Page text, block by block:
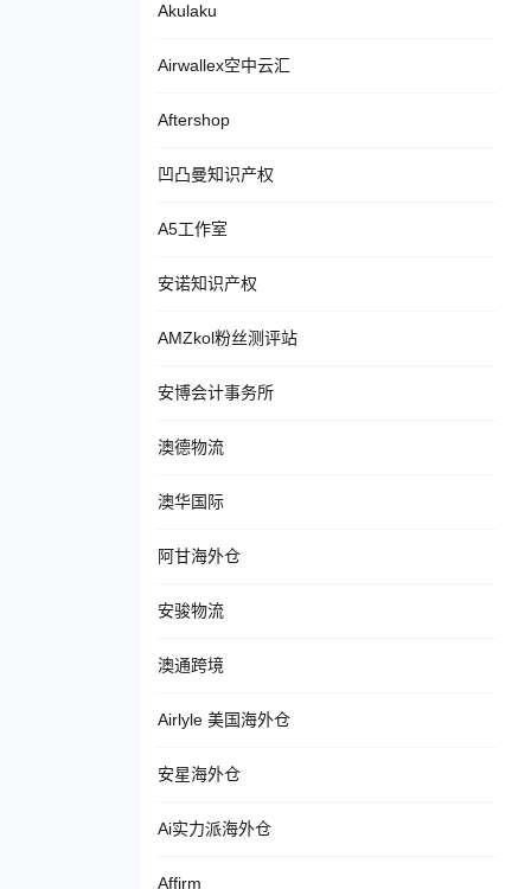
Akulaku
Airwallex空中云汇
Aftershop
凹凸曼知识产权
A5工作室
安诺知识产权
AMZkol粉丝测评站
安博会计事务所
澳德物流
澳华国际
阿甘海外仓
安骏物流
澳通跨境
Airlyle 美国海外仓
安星海外仓
Ai实力派海外仓
Affirm